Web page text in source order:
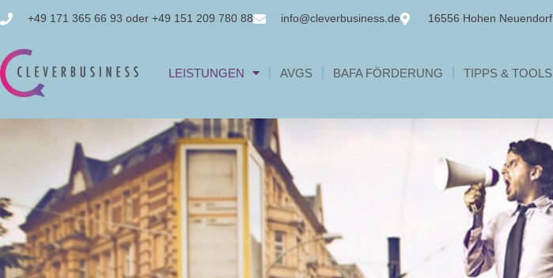
+49 171 365 66 93 oder +49 151 209 780 88 info@cleverbusiness.de 16556 Hohen Neuendorf
LEISTUNGEN AVGS BAFA FÖRDERUNG TIPPS & TOOLS